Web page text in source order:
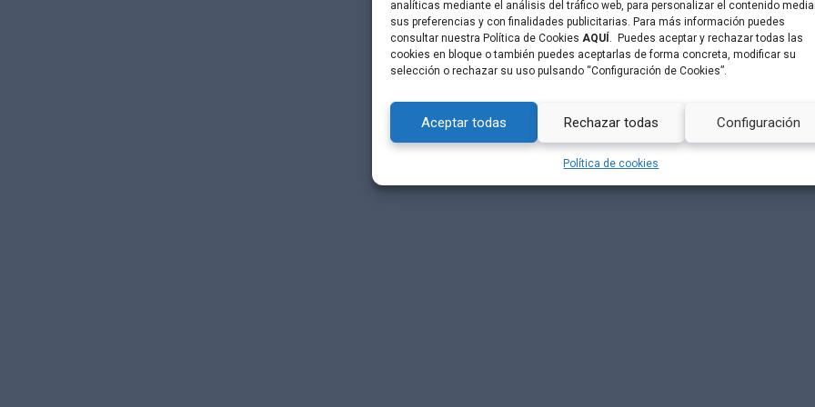
analíticas mediante el análisis del tráfico web, para personalizar el contenido
sus preferencias y con finalidades publicitarias. Para más información puedes
consultar nuestra Política de Cookies AQUÍ . Puedes aceptar y rechazar todas las
cookies en bloque o también puedes aceptarlas de forma concreta, modificar su
selección o rechazar su uso pulsando “Configuración de Cookies”.
Aceptar todas Rechazar todas Configuración
Política de cookies